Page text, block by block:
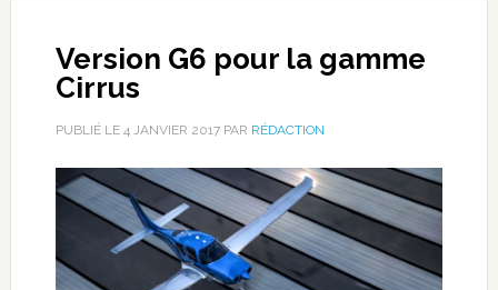
Version G6 pour la gamme
Cirrus
PUBLIÉ LE 4 JANVIER 2017PAR RÉDACTION